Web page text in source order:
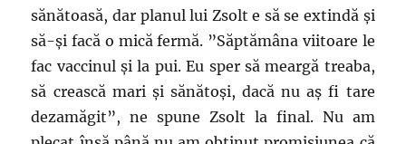
sănătoasă, dar planul lui Zsolt e să se extindă și
să-și facă o mică fermă. ”Săptămâna viitoare le
fac vaccinul și la pui. Eu sper să meargă treaba,
să crească mari și sănătoși, dacă nu aș fi tare
dezamăgit”, ne spune Zsolt la final. Nu am